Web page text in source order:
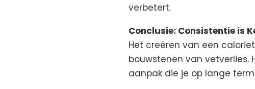
verbetert.
Conclusie: Consistentie is
Het creëren van een
bouwstenen van vetverlies.
aanpak die je op lange